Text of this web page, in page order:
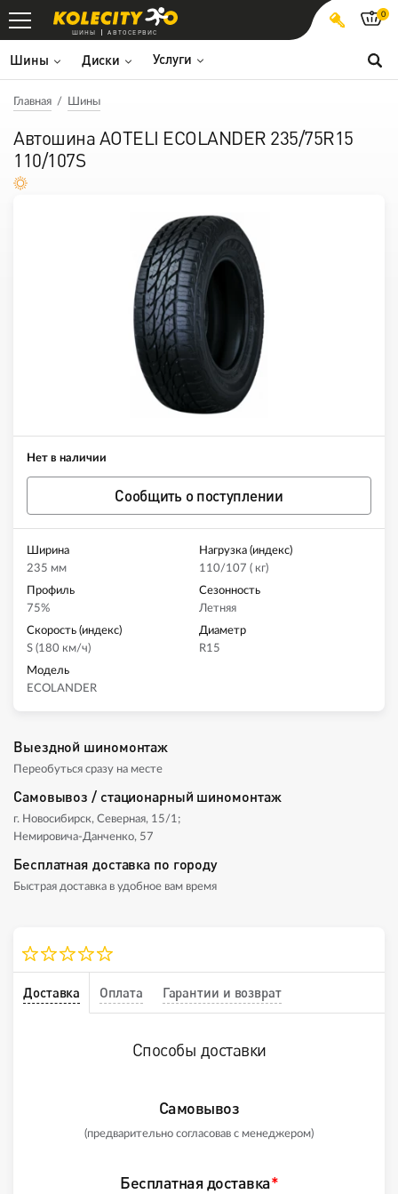
ШИНЫ АВТОСЕРВИС
Шины Диски Услуги
0
Главная Шины
Автошина AOTELI ECOLANDER 235/75R15
110/107S
Нет в наличии
Сообщить о поступлении
Ширина
235 мм
Нагрузка (индекс)
110/107 ( кг)
Профиль
75%
Сезонность
Летняя
Скорость (индекс)
S (180 км/ч)
Диаметр
R15
Модель
ECOLANDER
Выездной шиномонтаж
Переобуться сразу на месте
Самовывоз / стационарный шиномонтаж
г. Новосибирск, Северная, 15/1;
Немировича-Данченко, 57
Бесплатная доставка по городу
Быстрая доставка в удобное вам время
Доставка Оплата Гарантии и возврат
Способы доставки
Самовывоз
(предварительно согласовав с менеджером)
Бесплатная доставка*